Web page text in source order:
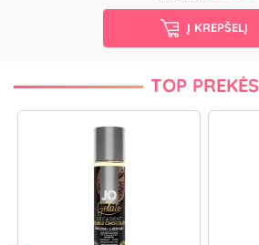
Į KREPŠELĮ
TOP PREKĖS